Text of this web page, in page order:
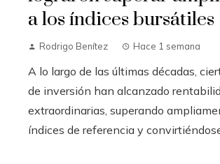
a los índices bursátiles
Rodrigo Benítez Hace 1 semana
A lo largo de las últimas décadas,
de inversión han alcanzado
extraordinarias, superando
índices de referencia y